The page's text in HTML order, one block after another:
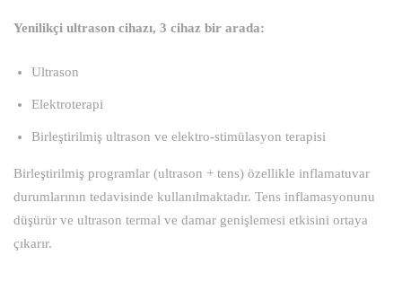
Yenilikçi ultrason cihazı, 3 cihaz bir arada:
Ultrason
Elektroterapi
Birleştirilmiş ultrason ve elektro-stimülasyon terapisi
Birleştirilmiş programlar (ultrason + tens) özellikle inflamatuvar
durumlarının tedavisinde kullanılmaktadır. Tens inflamasyonunu
düşürür ve ultrason termal ve damar genişlemesi etkisini ortaya
çıkarır.